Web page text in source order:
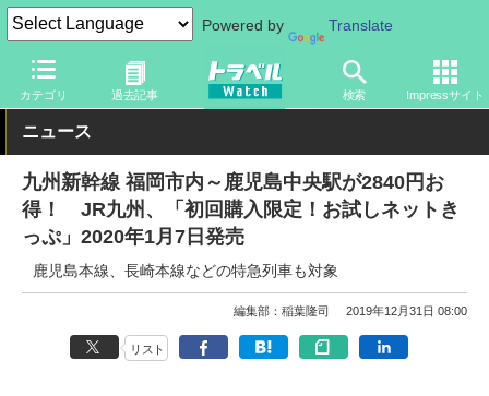
Powered by Translate
カテゴリ 過去記事 検索 Impressサイト
トラベル Watch 地域 国内旅行 九州
ニュース
九州新幹線 福岡市内～鹿児島中央駅が2840円お
得！ JR九州、「初回購入限定！お試しネットき
っぷ」2020年1月7日発売
鹿児島本線、長崎本線などの特急列車も対象
編集部：稲葉隆司 2019年12月31日 08:00
リスト